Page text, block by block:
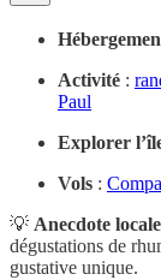
Activité :
Paul
Explorer
Vols :
💡 Anecdote locale
dégustations de
gustative unique.